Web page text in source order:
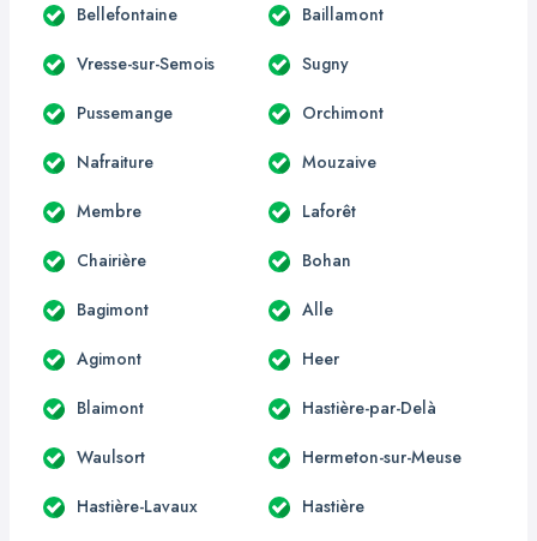
Bellefontaine Baillamont
Vresse-sur-Semois Sugny
Pussemange Orchimont
Nafraiture Mouzaive
Membre Laforêt
Chairière Bohan
Bagimont Alle
Agimont Heer
Blaimont Hastière-par-Delà
Waulsort Hermeton-sur-Meuse
Hastière-Lavaux Hastière